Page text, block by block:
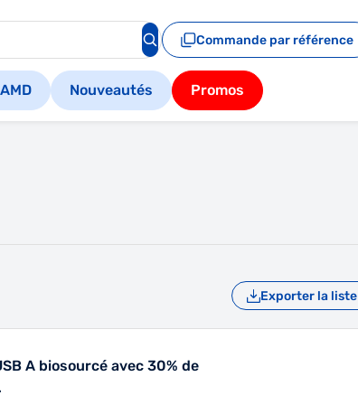
Commande par référence
AMD Nouveautés Promos
Exporter la liste
A biosourcé avec 30% de